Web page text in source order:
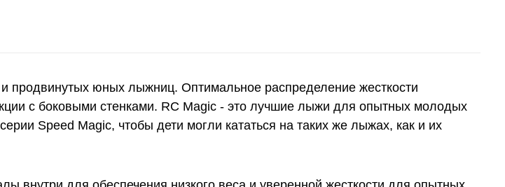
юных лыжниц. Оптимальное распределение жесткости
с боковыми стенками. RC Magic - это лучшие лыжи для опытных молодых
Speed Magic, чтобы дети могли кататься на таких же лыжах, как и их